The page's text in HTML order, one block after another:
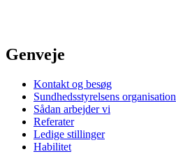
Genveje
Kontakt og besøg
Sundhedsstyrelsens organisation
Sådan arbejder vi
Referater
Ledige stillinger
Habilitet